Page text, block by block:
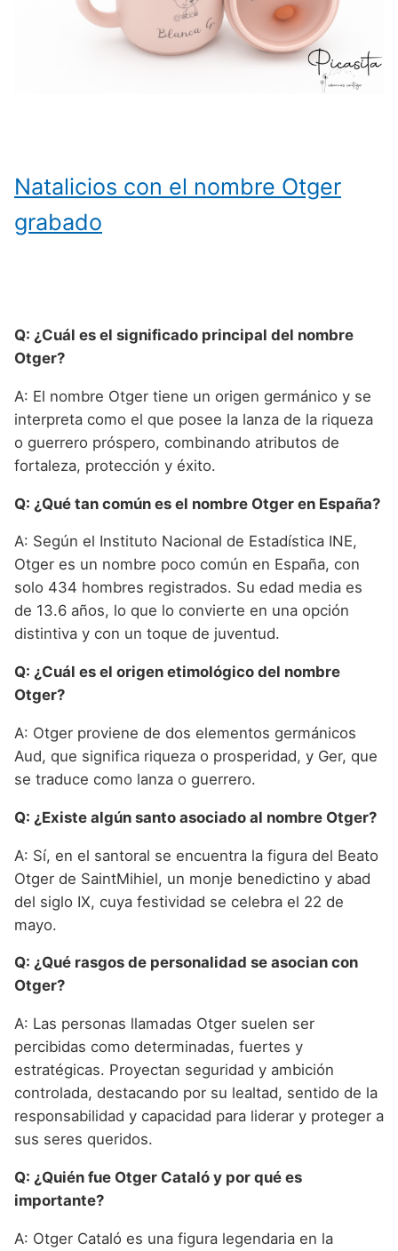
Natalicios con el nombre Otger
grabado
Q: ¿Cuál es el significado principal del nombre
Otger?
A: El nombre Otger tiene un origen germánico y se
interpreta como el que posee la lanza de la riqueza
o guerrero próspero, combinando atributos de
fortaleza, protección y éxito.
Q: ¿Qué tan común es el nombre Otger en España?
A: Según el Instituto Nacional de Estadística INE,
Otger es un nombre poco común en España, con
solo 434 hombres registrados. Su edad media es
de 13.6 años, lo que lo convierte en una opción
distintiva y con un toque de juventud.
Q: ¿Cuál es el origen etimológico del nombre
Otger?
A: Otger proviene de dos elementos germánicos
Aud, que significa riqueza o prosperidad, y Ger, que
se traduce como lanza o guerrero.
Q: ¿Existe algún santo asociado al nombre Otger?
A: Sí, en el santoral se encuentra la figura del Beato
Otger de SaintMihiel, un monje benedictino y abad
del siglo IX, cuya festividad se celebra el 22 de
mayo.
Q: ¿Qué rasgos de personalidad se asocian con
Otger?
A: Las personas llamadas Otger suelen ser
percibidas como determinadas, fuertes y
estratégicas. Proyectan seguridad y ambición
controlada, destacando por su lealtad, sentido de la
responsabilidad y capacidad para liderar y proteger a
sus seres queridos.
Q: ¿Quién fue Otger Cataló y por qué es
importante?
A: Otger Cataló es una figura legendaria en la